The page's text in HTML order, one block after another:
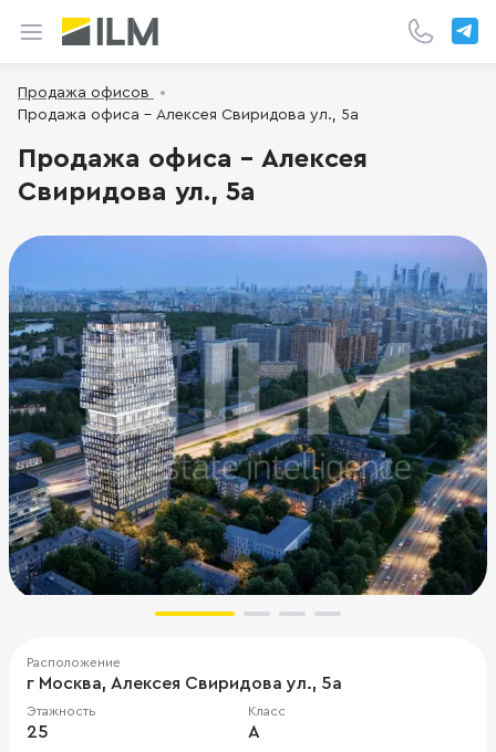
Продажа офисов
Продажа офиса - Алексея Свиридова ул., 5а
Продажа офиса - Алексея
Свиридова ул., 5а
Расположение
г Москва, Алексея Свиридова ул., 5а
Этажность
25
Класс
A